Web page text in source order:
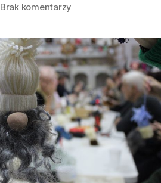
Brak komentarzy